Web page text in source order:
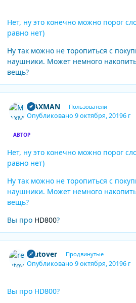
Нет, ну это конечно можно порог
равно нет)
Ну так можно не торопиться с
наушники. Может немного
вещь?
MAXMAN Пользователи
Опубликовано9 октября, 20196 г
АВТОР
Нет, ну это конечно можно порог
равно нет)
Ну так можно не торопиться с
наушники. Может немного
вещь?
Вы про HD800?
reutover Продвинутые
Опубликовано9 октября, 20196 г
Вы про HD800?